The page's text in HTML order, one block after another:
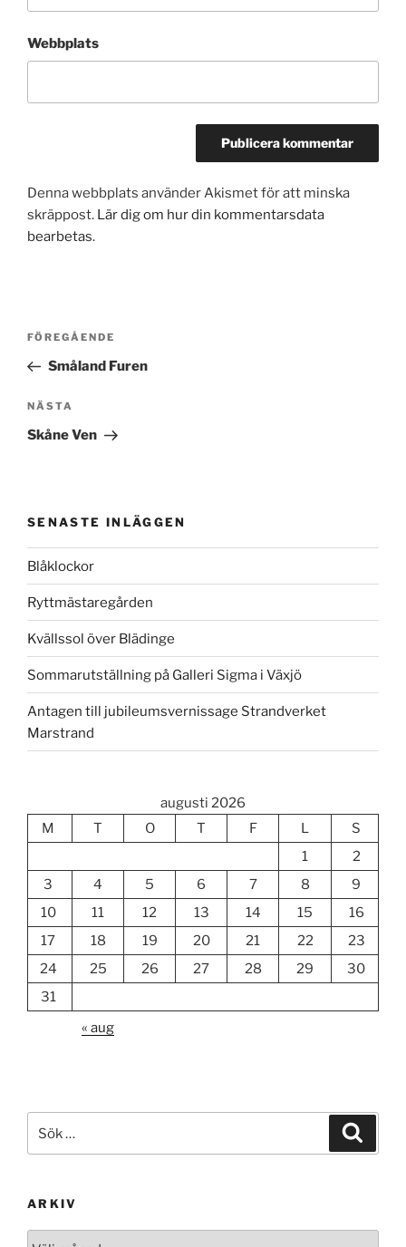
Webbplats
Denna webbplats använder Akismet för att minska
skräppost. Lär dig om hur din kommentarsdata
bearbetas.
Inläggsnavigering
Föregående
inlägg
FÖREGÅENDE
Småland Furen
Nästa
inlägg
NÄSTA
Skåne Ven
SENASTE INLÄGGEN
Blåklockor
Ryttmästaregården
Kvällssol över Blädinge
Sommarutställning på Galleri Sigma i Växjö
Antagen till jubileumsvernissage Strandverket
Marstrand
augusti 2026
M
T O T F L
S
1
2
3
4 5 6 7 8
9
10
11 12 13 14 15
16
17
18 19 20 21 22
23
24
25 26 27 28 29
30
31
« aug
efter:
ARKIV